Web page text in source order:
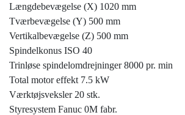
Længdebevægelse (X) 1020 mm
Tværbevægelse (Y) 500 mm
Vertikalbevægelse (Z) 500 mm
Spindelkonus ISO 40
Trinløse spindelomdrejninger 8000 pr. min
Total motor effekt 7.5 kW
Værktøjsveksler 20 stk.
Styresystem Fanuc 0M fabr.